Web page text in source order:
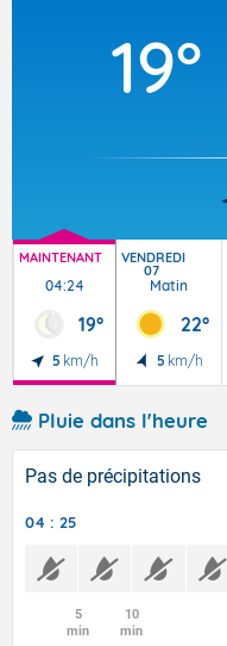
19°
MAINTENANT
04:24
19°
5 km/h
VENDREDI
07
Matin
22°
5 km/h
Pluie dans l'heure
Pas de précipitations
04 : 25
5
min
10
min